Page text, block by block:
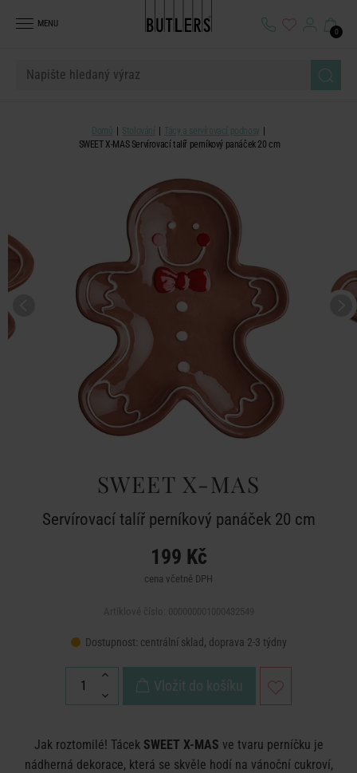
MENU
0
Domů Stolování
Tácy a servírovací podnosy
SWEET X-MAS Servírovací talíř perníkový panáček 20 cm
SWEET X-MAS
Servírovací talíř perníkový panáček 20 cm
199 Kč
cena včetně DPH
Dostupnost: centrální sklad, doprava 2-3 týdny
Vložit do košíku
Jak roztomilé! Tácek SWEET X-MAS ve tvaru perníčku je
nádherná dekorace, která se skvěle hodí na vánoční cukroví,